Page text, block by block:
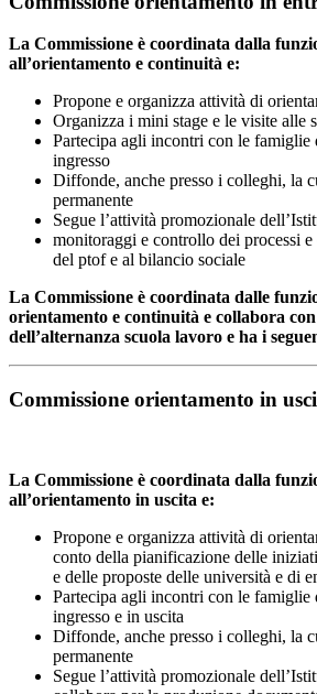
La Commissione è coordinata dalla
all’orientamento e continuità e:
Propone e organizza attività di
Organizza i mini stage e le visite alle
Partecipa agli incontri con le
ingresso
Diffonde, anche presso i colleghi, la
permanente
Segue l’attività promozionale
monitoraggi e controllo dei processi e
del ptof e al bilancio sociale
La Commissione è coordinata dalle
orientamento e continuità e collabora
dell’alternanza scuola lavoro e ha i
Commissione orientamento in
La Commissione è coordinata dalla
all’orientamento in uscita e:
Propone e organizza attività di
conto della pianificazione delle
e delle proposte delle università e di
Partecipa agli incontri con le
ingresso e in uscita
Diffonde, anche presso i colleghi, la
permanente
Segue l’attività promozionale